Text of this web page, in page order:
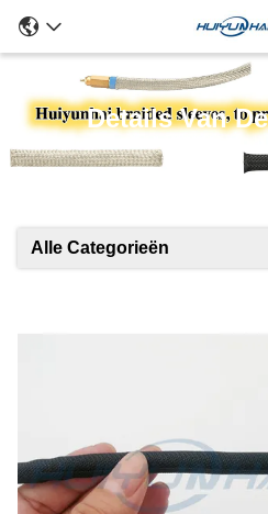
Details Van
Alle Categorieën